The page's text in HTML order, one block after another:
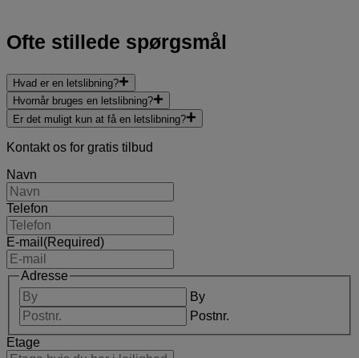
Ofte stillede spørgsmål
Hvad er en letslibning?
Hvornår bruges en letslibning?
Er det muligt kun at få en letslibning?
Kontakt os for gratis tilbud
Navn
Telefon
E-mail (Required)
Adresse
By
Postnr.
Etage